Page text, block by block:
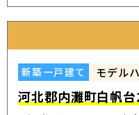
新築一戸建て モデル
河北郡内灘町白帆